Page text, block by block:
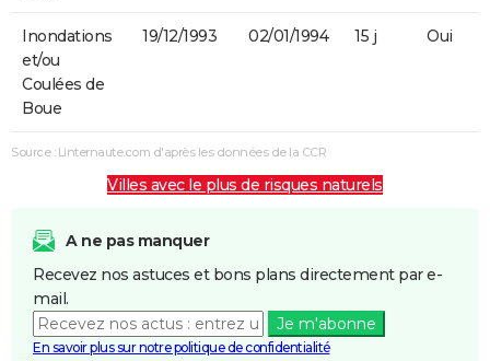
Inondations
et/ou
Coulées de
Boue
19/12/1993 02/01/1994 15 j Oui
Source : Linternaute.com d'après les données de la CCR
Villes avec le plus de risques naturels
A ne pas manquer
Recevez nos astuces et bons plans directement par e-
mail.
Je m'abonne
En savoir plus sur notre politique de confidentialité